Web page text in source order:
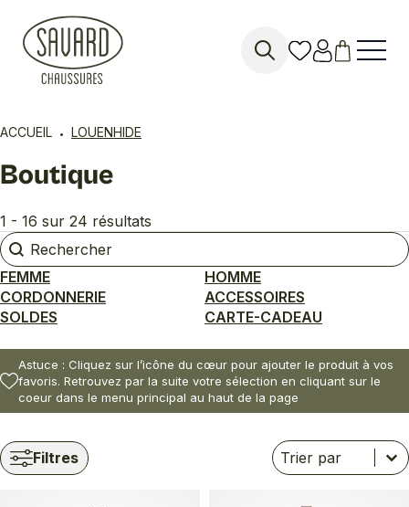
ACCUEIL LOUENHIDE
Boutique
1 - 16 sur 24 résultats
Rechercher
Rechercher
FEMME
HOMME
CORDONNERIE
ACCESSOIRES
SOLDES
CARTE-CADEAU
Astuce : Cliquez sur l’icône du cœur pour ajouter le produit à vos
favoris. Retrouvez par la suite votre sélection en cliquant sur le
coeur dans le menu principal au haut de la page
Filtres Trier
Trier le contenu
Trier le contenu